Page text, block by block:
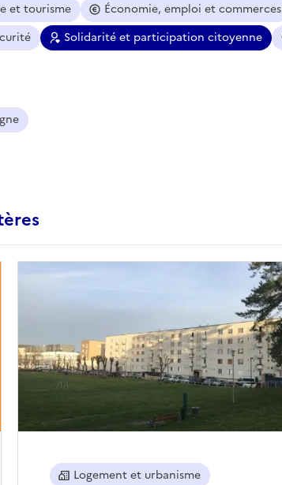
et tourisme Économie, emploi et commerces
Solidarité et participation citoyenne
Logement et urbanisme